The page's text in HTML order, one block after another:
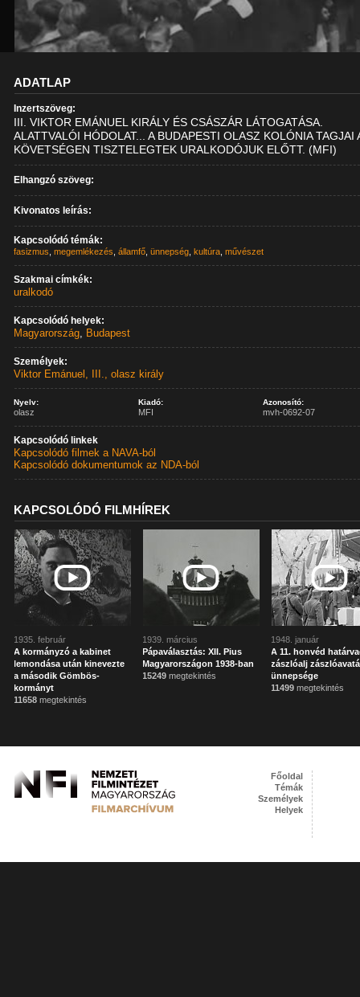
ADATLAP
Inzertszöveg:
III. VIKTOR EMÁNUEL KIRÁLY ÉS CSÁSZÁR LÁTOGATÁSA.
ALATTVALÓI HÓDOLAT... A BUDAPESTI OLASZ KOLÓNIA TAGJAI
KÖVETSÉGEN TISZTELEGTEK URALKODÓJUK ELŐTT. (MFI)
Elhangzó szöveg:
Kivonatos leírás:
Kapcsolódó témák:
fasizmus ,megemlékezés ,államfő ,ünnepség ,kultúra ,művészet
Szakmai címkék:
uralkodó
Kapcsolódó helyek:
Magyarország, Budapest
Személyek:
Viktor Emánuel, III., olasz király
Nyelv:
olasz
Kiadó:
MFI
Azonosító:
mvh-0692-07
Kapcsolódó linkek
Kapcsolódó filmek a NAVA-ból
Kapcsolódó dokumentumok az NDA-ból
KAPCSOLÓDÓ FILMHÍREK
1935. február
A kormányzó a kabinet
lemondása után kinevezte
a második Gömbös-
kormányt
11658 megtekintés
1939. március
Pápaválasztás: XII. Pius
Magyarországon 1938-ban
15249 megtekintés
1948. január
A 11. honvéd
zászlóalj
ünnepsége
11499 megtekintés
Főoldal
Témák
Személyek
Helyek